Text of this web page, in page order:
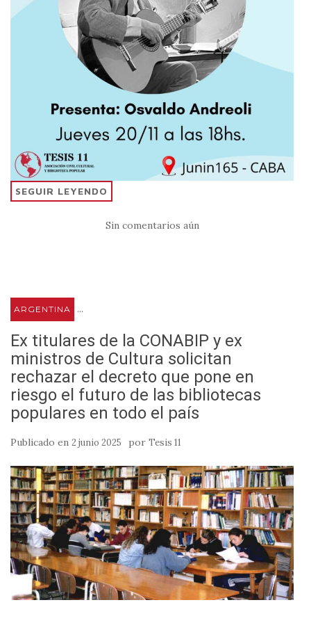
SEGUIR LEYENDO
Sin comentarios aún
ARGENTINA ...
Ex titulares de la CONABIP y ex
ministros de Cultura solicitan
rechazar el decreto que pone en
riesgo el futuro de las bibliotecas
populares en todo el país
Publicado en 2 junio 2025 por Tesis 11